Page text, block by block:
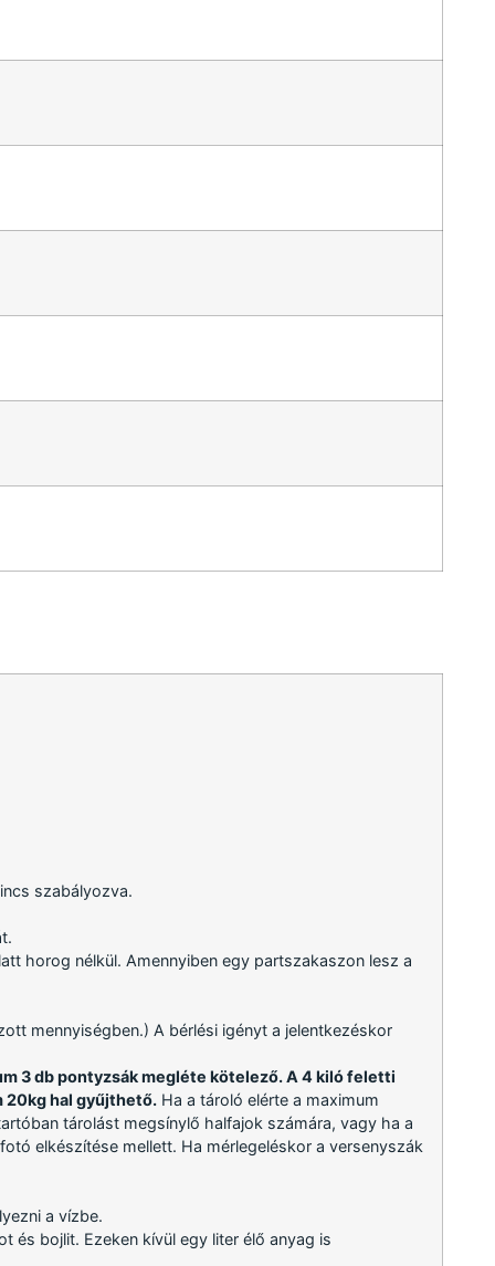
szabályozva.
horog nélkül. Amennyiben egy partszakaszon lesz a
mennyiségben.) A bérlési igényt a jelentkezéskor
3 db pontyzsák megléte kötelező. A 4 kiló feletti
20kg hal gyűjthető. Ha a tároló elérte a maximum
tárolást megsínylő halfajok számára, vagy ha a
elkészítése mellett. Ha mérlegeléskor a versenyszák
a vízbe.
és bojlit. Ezeken kívül egy liter élő anyag is